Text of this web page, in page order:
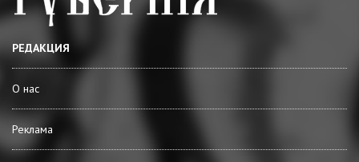
РЕДАКЦИЯ
О нас
Реклама